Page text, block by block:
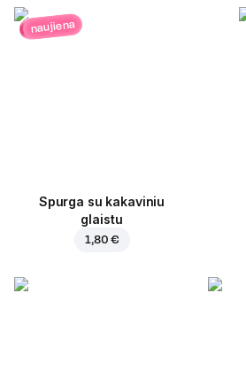
naujiena
Spurga su kakaviniu
glaistu
1,80 €